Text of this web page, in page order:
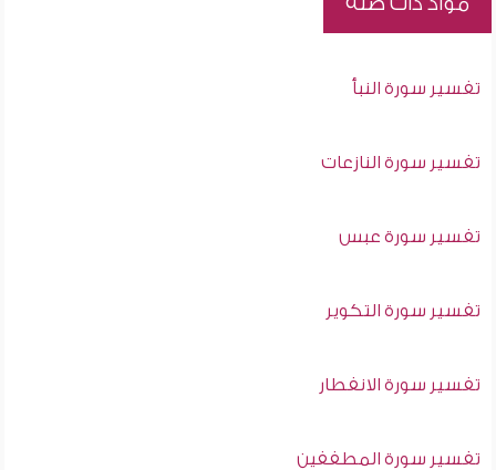
تفسير سورة النبأ
تفسير سورة النازعات
تفسير سورة عبس
تفسير سورة التكوير
تفسير سورة الانفطار
تفسير سورة المطففين